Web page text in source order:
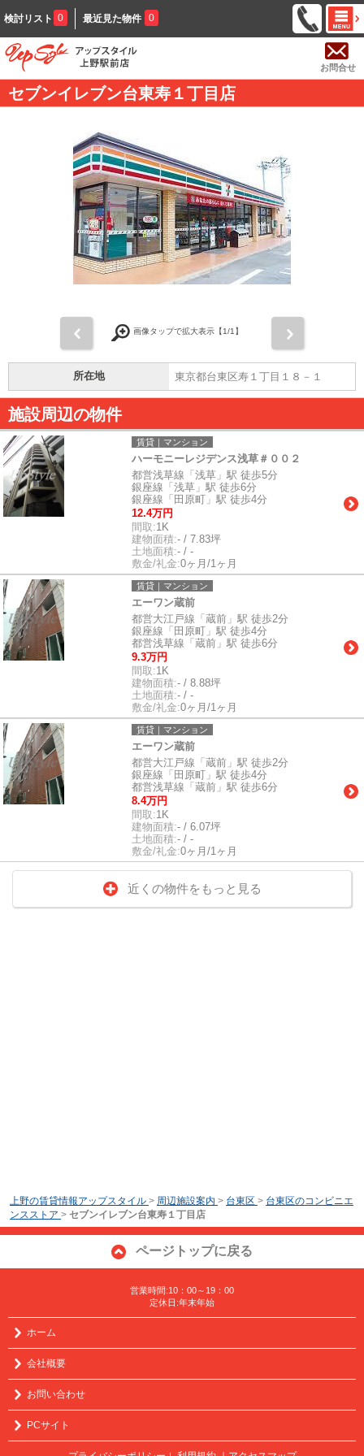
検討リスト 0 最近見た物件 0
お問合せ
セブンイレブン台東寿１丁目店
画像タップで拡大表示【1/1】
所在地 東京都台東区寿１丁目１８－１
施設周辺の物件
賃貸｜マンション
ハーモニーレジデンス浅草＃００２
都営浅草線「浅草」駅 徒歩5分
銀座線「浅草」駅 徒歩6分
銀座線「田原町」駅 徒歩4分
12.4万円
間取:1K
建物面積:- / 7.83坪
土地面積:- / -
敷金/礼金:0ヶ月/1ヶ月
賃貸｜マンション
エーワン蔵前
都営大江戸線「蔵前」駅 徒歩2分
銀座線「田原町」駅 徒歩4分
都営浅草線「蔵前」駅 徒歩6分
9.3万円
間取:1K
建物面積:- / 8.88坪
土地面積:- / -
敷金/礼金:0ヶ月/1ヶ月
賃貸｜マンション
エーワン蔵前
都営大江戸線「蔵前」駅 徒歩2分
銀座線「田原町」駅 徒歩4分
都営浅草線「蔵前」駅 徒歩6分
8.4万円
間取:1K
建物面積:- / 6.07坪
土地面積:- / -
敷金/礼金:0ヶ月/1ヶ月
近くの物件をもっと見る
上野の賃貸情報アップスタイル > 周辺施設案内 > 台東区 > 台東区のコンビニエ
ンスストア > セブンイレブン台東寿１丁目店
ページトップに戻る
営業時間:10：00～19：00
定休日:年末年始
ホーム
会社概要
お問い合わせ
PCサイト